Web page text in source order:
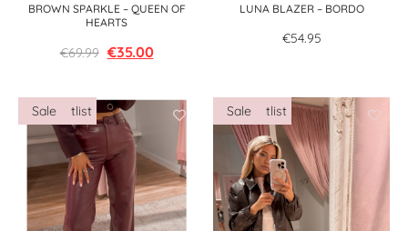
BROWN SPARKLE – QUEEN OF
HEARTS
€69.99 €35.00
LUNA BLAZER – BORDO
€54.95